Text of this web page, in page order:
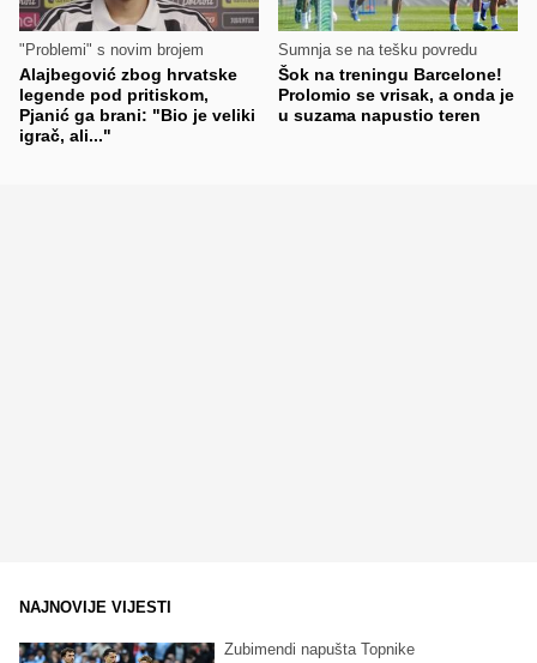
"Problemi" s novim brojem
Alajbegović zbog hrvatske
legende pod pritiskom,
Pjanić ga brani: "Bio je veliki
igrač, ali..."
Sumnja se na tešku povredu
Šok na treningu Barcelone!
Prolomio se vrisak, a onda je
u suzama napustio teren
NAJNOVIJE VIJESTI
Zubimendi napušta Topnike